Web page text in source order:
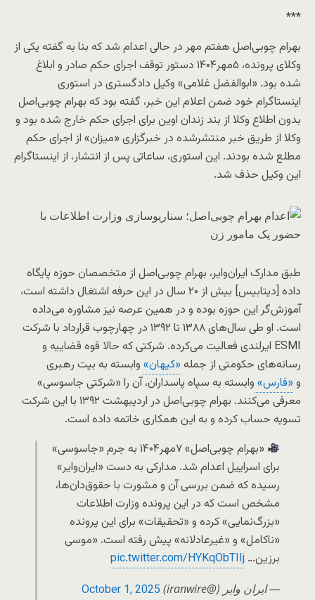
***
بهرام چوبی‌اصل هفتم مهر در حالی اعدام شد که بنا به گفته یکی از
وکلای پرونده، ۵مهر۱۴۰۴ دستور توقف اجرای حکم صادر و ابلاغ
شده بود. «ابوالفضل غلامی» وکیل دادگستری در استوری
اینستاگرام خود ضمن اعلام این خبر، گفته بود که بهرام چوبی‌اصل
بدون اطلاع وکلا از بند زندان اوین برای اجرای حکم خارج شده بود و
وکلا از طریق خبر منتشرشده در خبرگزاری «میزان» از اجرای حکم
مطلع شده بودند. این استوری، ساعاتی پس از انتشار، از اینستاگرام
این وکیل حذف شد.
طبق مدارک ایران‌وایر، بهرام چوبی‌اصل از متخصصان حوزه پایگاه
داده [دیتابیس] بیش از ۲۰ سال در این حرفه اشتغال داشته است،
آموزش‌گر این حوزه بوده و در همین عرصه نیز مشاوره می‌داده
است. او طی سال‌های ۱۳۸۸ تا ۱۳۹۲ در چهارچوب قرارداد با شرکت
ESMI ایرلندی فعالیت می‌کرده. شرکتی که حالا قوه قضاییه و
رسانه‌های حکومتی از جمله «کیهان» وابسته به بیت رهبری
و «فارس» وابسته به سپاه پاسداران، آن را «شرکتی جاسوسی»
معرفی می‌کنند. بهرام چوبی‌اصل در اردیبهشت ۱۳۹۲ با این شرکت
تسویه حساب کرده و به این همکاری خاتمه داده است.
«بهرام چوبی‌اصل» ۷مهر۱۴۰۴ به جرم «جاسوسی»
برای اسراییل اعدام شد. مدارکی به دست «ایران‌وایر»
رسیده که ضمن بررسی آن‌ و مشورت با حقوق‌دان‌ها،
مشخص است که در این پرونده وزارت اطلاعات
«بزرگ‌نمایی» کرده و «تحقیقات» برای این پرونده
«ناکامل» و «غیرعادلانه» پیش رفته است. «موسی
برزین… pic.twitter.com/HYKqObTIIj
— ایران وایر (@iranwire)
October 1, 2025